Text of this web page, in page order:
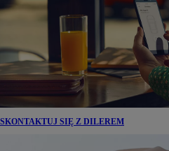
SKONTAKTUJ SIĘ Z DILEREM